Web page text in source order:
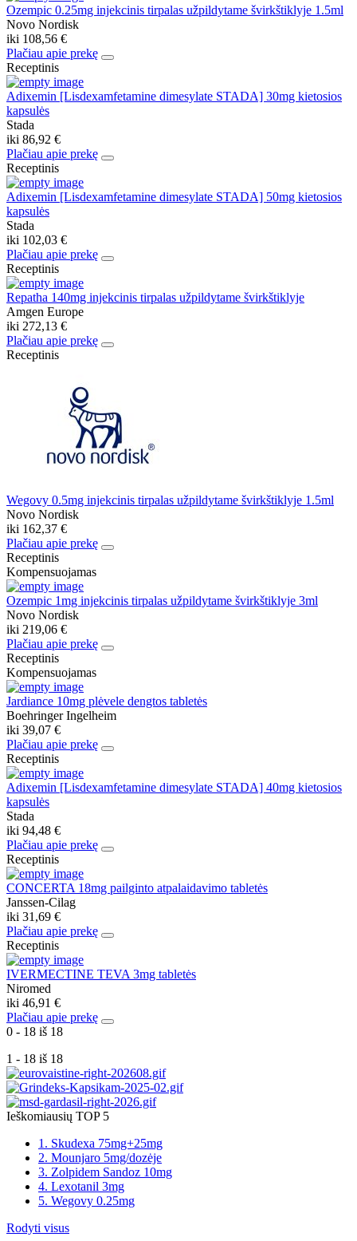
Ozempic 0.25mg injekcinis tirpalas užpildytame švirkštiklyje 1.5ml
Novo Nordisk
iki 108,56 €
Plačiau apie prekę
Receptinis
Adixemin [Lisdexamfetamine dimesylate STADA] 30mg kietosios
kapsulės
Stada
iki 86,92 €
Plačiau apie prekę
Receptinis
Adixemin [Lisdexamfetamine dimesylate STADA] 50mg kietosios
kapsulės
Stada
iki 102,03 €
Plačiau apie prekę
Receptinis
Repatha 140mg injekcinis tirpalas užpildytame švirkštiklyje
Amgen Europe
iki 272,13 €
Plačiau apie prekę
Receptinis
Wegovy 0.5mg injekcinis tirpalas užpildytame švirkštiklyje 1.5ml
Novo Nordisk
iki 162,37 €
Plačiau apie prekę
Receptinis
Kompensuojamas
Ozempic 1mg injekcinis tirpalas užpildytame švirkštiklyje 3ml
Novo Nordisk
iki 219,06 €
Plačiau apie prekę
Receptinis
Kompensuojamas
Jardiance 10mg plėvele dengtos tabletės
Boehringer Ingelheim
iki 39,07 €
Plačiau apie prekę
Receptinis
Adixemin [Lisdexamfetamine dimesylate STADA] 40mg kietosios
kapsulės
Stada
iki 94,48 €
Plačiau apie prekę
Receptinis
CONCERTA 18mg pailginto atpalaidavimo tabletės
Janssen-Cilag
iki 31,69 €
Plačiau apie prekę
Receptinis
IVERMECTINE TEVA 3mg tabletės
Niromed
iki 46,91 €
Plačiau apie prekę
0 - 18 iš 18
1 - 18 iš 18
Ieškomiausių TOP 5
1. Skudexa 75mg+25mg
2. Mounjaro 5mg/dozėje
3. Zolpidem Sandoz 10mg
4. Lexotanil 3mg
5. Wegovy 0.25mg
Rodyti visus